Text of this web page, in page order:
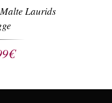
Laurids
€